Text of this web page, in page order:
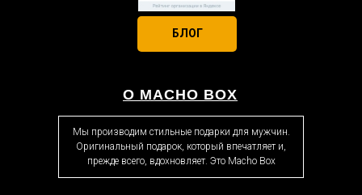
Мы производим стильные подарки для мужчин.
Оригинальный подарок, который впечатляет и,
прежде всего, вдохновляет. Это Macho Box
О MACHO BOX
БЛОГ